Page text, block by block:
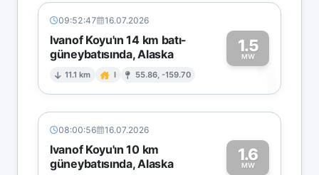
09:52:47 16.07.2026
Ivanof Koyu'ın 14 km batı-
güneybatısında, Alaska
11.1 km I 55.86, -159.70
1.5
MW1
08:00:56 16.07.2026
Ivanof Koyu'ın 10 km
güneybatısında, Alaska
1.6
MW